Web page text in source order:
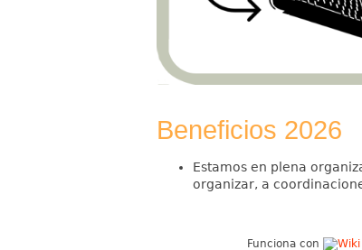
Beneficios 2026
Estamos en plena
organizar, a
Funciona con